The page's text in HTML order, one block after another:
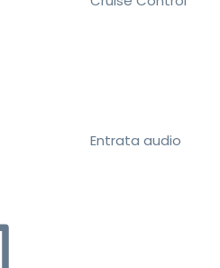
Entrata audio